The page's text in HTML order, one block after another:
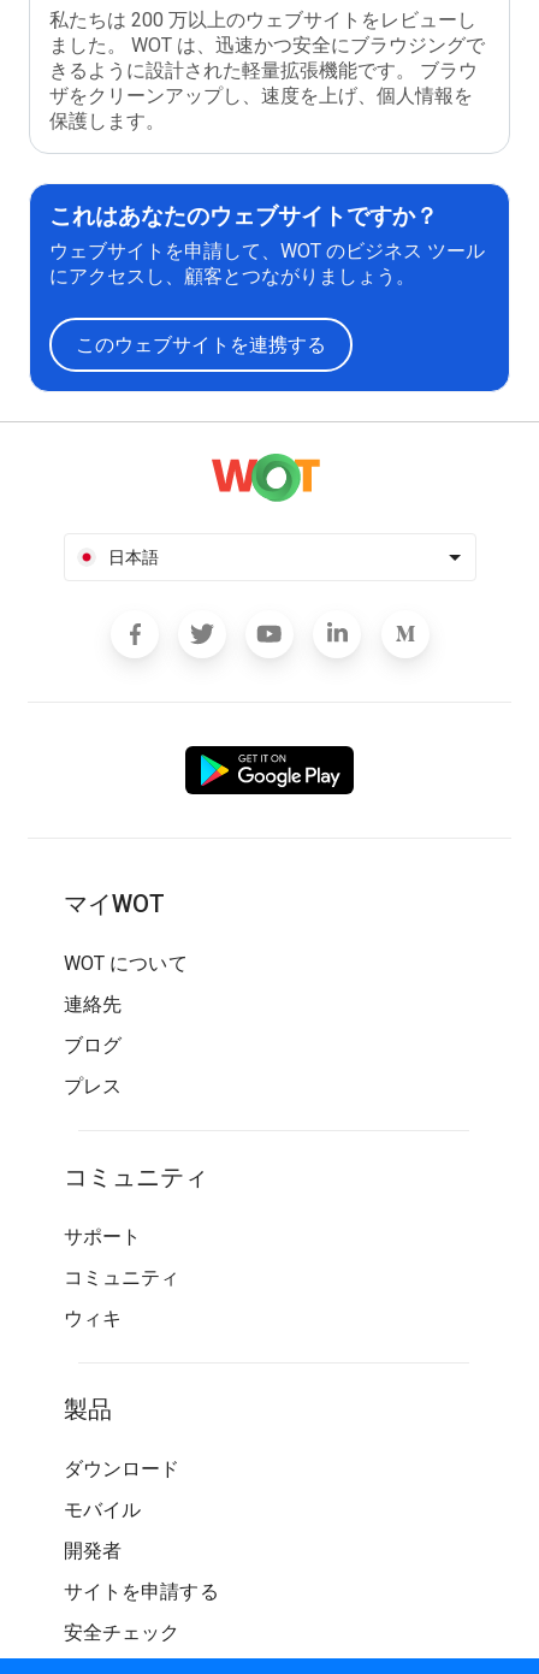
私たちは 200 万以上のウェブサイトをレビューし
ました。 WOT は、迅速かつ安全にブラウジングで
きるように設計された軽量拡張機能です。 ブラウ
ザをクリーンアップし、速度を上げ、個人情報を
保護します。
これはあなたのウェブサイトですか？
ウェブサイトを申請して、WOT のビジネス ツール
にアクセスし、顧客とつながりましょう。
このウェブサイトを連携する
日本語
マイWOT
WOT について
連絡先
ブログ
プレス
コミュニティ
サポート
コミュニティ
ウィキ
製品
ダウンロード
モバイル
開発者
サイトを申請する
安全チェック